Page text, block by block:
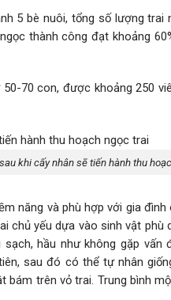
5 bè nuôi, tổng số lượng trai
thành công đạt khoảng
70 con, được khoảng 250
khi cấy nhân sẽ tiến hành thu
năng và phù hợp với gia
chủ yếu dựa vào sinh vật
hầu như không gặp vấn
sau đó có thể tự nhân
trên vỏ trai. Trung bình